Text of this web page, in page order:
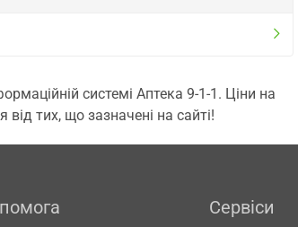
системі Аптека 9-1-1. Ціни на
тих, що зазначені на сайті!
Сервіси